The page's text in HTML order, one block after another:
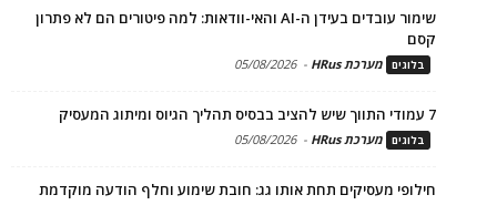
שימור עובדים בעידן ה-AI והאי-וודאות: למה פיטורים הם לא פתרון
קסם
בלוגים מערכת HRus -
05/08/2026
7 עמודי התווך שיש להציב בבסיס תהליך הגיוס ומיתוג המעסיק
בלוגים מערכת HRus -
05/08/2026
חילופי מעסיקים תחת אותו גג: חובת שימוע וחלף הודעה מוקדמת